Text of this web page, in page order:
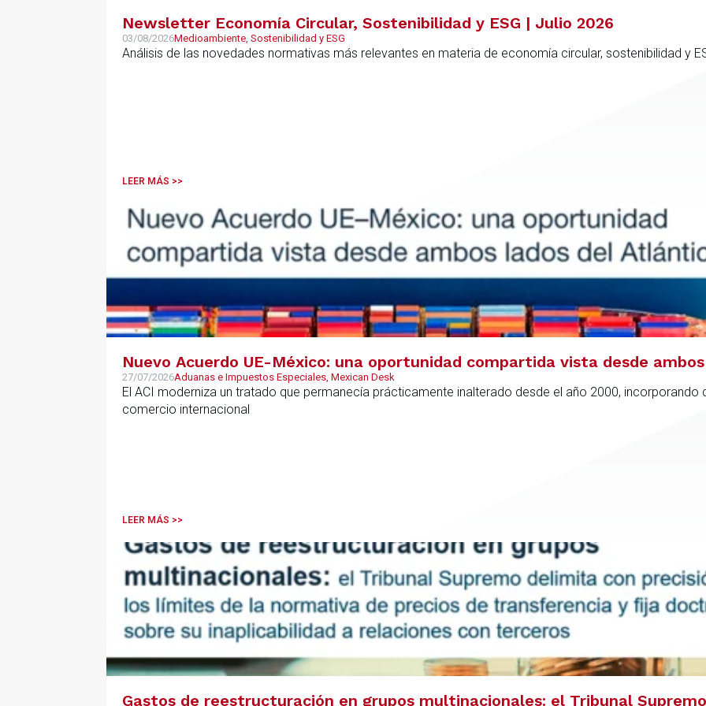
Newsletter Economía Circular, Sostenibilidad y ESG | Julio 2026
03/08/2026Medioambiente, Sostenibilidad y ESG
Análisis de las novedades normativas más relevantes en materia de economía circular, sostenibilidad y
LEER MÁS >>
Nuevo Acuerdo UE-México: una oportunidad compartida vista desde
27/07/2026Aduanas e Impuestos Especiales, Mexican Desk
El ACI moderniza un tratado que permanecía prácticamente inalterado desde el año 2000, incorporando
comercio internacional
LEER MÁS >>
Gastos de reestructuración en grupos multinacionales: el Tribunal